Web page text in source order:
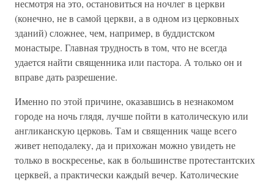
несмотря на это, остановиться на ночлег в церкви
(конечно, не в самой церкви, а в одном из церковных
зданий) сложнее, чем, например, в буддистском
монастыре. Главная трудность в том, что не всегда
удается найти священника или пастора. А только он и
вправе дать разрешение.
Именно по этой причине, оказавшись в незнакомом
городе на ночь глядя, лучше пойти в католическую или
англиканскую церковь. Там и священник чаще всего
живет неподалеку, да и прихожан можно увидеть не
только в воскресенье, как в большинстве протестантских
церквей, а практически каждый вечер. Католические